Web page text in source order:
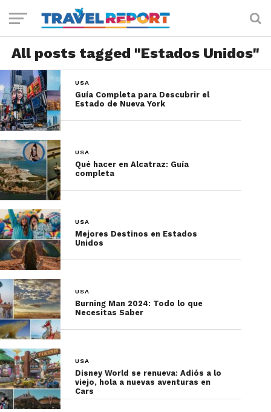
All posts tagged "Estados Unidos"
USA
Guía Completa para Descubrir el
Estado de Nueva York
USA
Qué hacer en Alcatraz: Guía
completa
USA
Mejores Destinos en Estados
Unidos
USA
Burning Man 2024: Todo lo que
Necesitas Saber
USA
Disney World se renueva: Adiós a lo
viejo, hola a nuevas aventuras en
Cars